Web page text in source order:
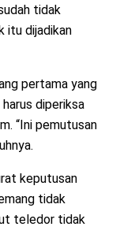
tidak
itu dijadikan
pertama yang
diperiksa
“Ini pemutusan
keputusan
tidak
teledor tidak